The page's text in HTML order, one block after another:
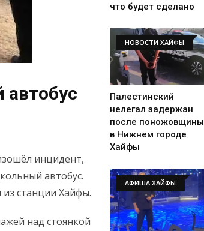
инцидент,
автобус.
станции Хайфы.
над стоянкой
что будет сделано
НОВОСТИ ХАЙФЫ
Палестинский
нелегал задержан
после поножовщины
в Нижнем городе
Хайфы
АФИША ХАЙФЫ